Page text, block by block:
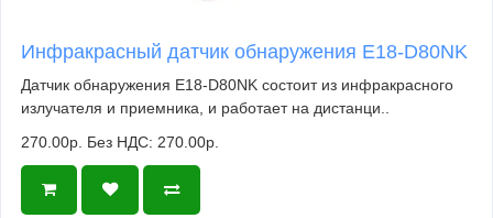
Инфракрасный датчик обнаружения E18-D80NK
Датчик обнаружения E18-D80NK состоит из инфракрасного
излучателя и приемника, и работает на дистанци..
270.00р. Без НДС: 270.00р.